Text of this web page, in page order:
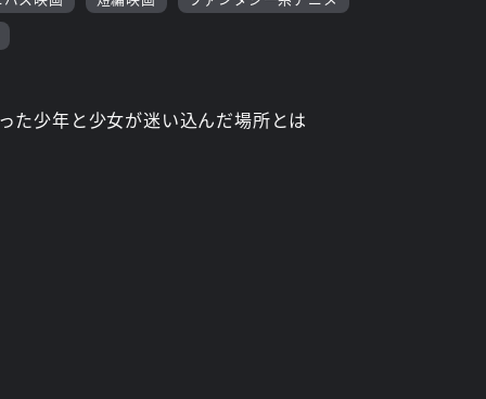
た少年と少女が迷い込んだ場所とは